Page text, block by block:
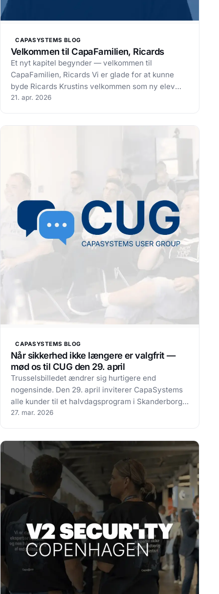
CAPASYSTEMS BLOG
Velkommen til CapaFamilien, Ricards
Et nyt kapitel begynder — velkommen til
CapaFamilien, Ricards Vi er glade for at kunne
byde Ricards Krustins velkommen som ny elev
hos CapaSystems. Ricards er i gang med
21. apr. 2026
CAPASYSTEMS BLOG
Når sikkerhed ikke længere er valgfrit —
mød os til CUG den 29. april
Trusselsbilledet ændrer sig hurtigere end
nogensinde. Den 29. april inviterer CapaSystems
alle kunder til et halvdagsprogram i Skanderborg
— med keynotespeaker Christian Spohr fra Eagle
27. mar. 2026